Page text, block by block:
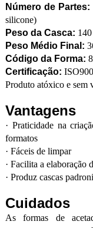
Número de Partes:
silicone)
Peso da Casca:
Peso Médio Final:
Código da Forma:
Certificação:
Produto atóxico e sem
Vantagens
· Praticidade na
formatos
· Fáceis de limpar
· Facilita a elaboração
· Produz cascas
Cuidados
As formas de